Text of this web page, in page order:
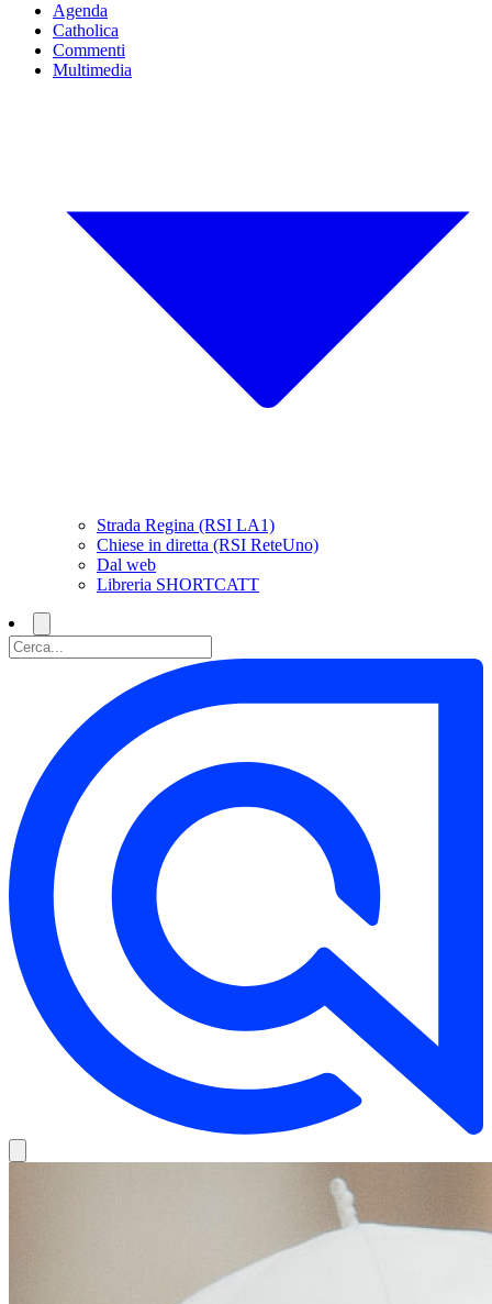
Agenda
Catholica
Commenti
Multimedia
Strada Regina (RSI LA1)
Chiese in diretta (RSI ReteUno)
Dal web
Libreria SHORTCATT